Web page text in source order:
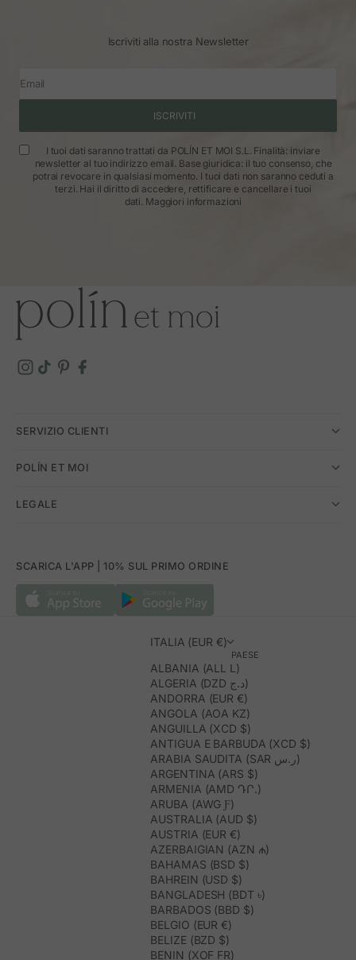
Iscriviti alla nostra Newsletter
Email
ISCRIVITI
I tuoi dati saranno trattati da POLÍN ET MOI S.L. Finalità: inviare
newsletter al tuo indirizzo email. Base giuridica: il tuo consenso, che
potrai revocare in qualsiasi momento. I tuoi dati non saranno ceduti a
terzi. Hai il diritto di accedere, rettificare e cancellare i tuoi
dati. Maggiori informazioni
SERVIZIO CLIENTI
POLÍN ET MOI
LEGALE
SCARICA L'APP | 10% SUL PRIMO ORDINE
ITALIA (EUR €)
PAESE
ALBANIA (ALL L)
ALGERIA (DZD د.ج)
ANDORRA (EUR €)
ANGOLA (AOA KZ)
ANGUILLA (XCD $)
ANTIGUA E BARBUDA (XCD $)
ARABIA SAUDITA (SAR ر.س)
ARGENTINA (ARS $)
ARMENIA (AMD ԴՐ.)
ARUBA (AWG Ƒ)
AUSTRALIA (AUD $)
AUSTRIA (EUR €)
AZERBAIGIAN (AZN ₼)
BAHAMAS (BSD $)
BAHREIN (USD $)
BANGLADESH (BDT ৳)
BARBADOS (BBD $)
BELGIO (EUR €)
BELIZE (BZD $)
BENIN (XOF FR)